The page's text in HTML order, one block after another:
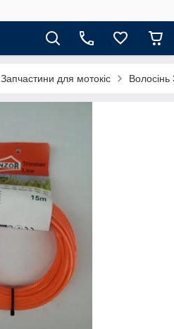
Запчастини для мотокіс